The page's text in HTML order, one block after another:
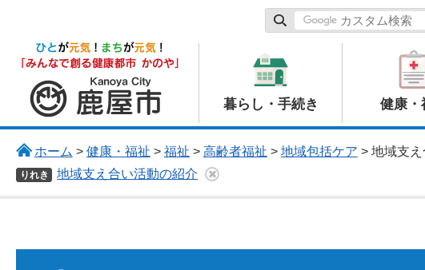
鹿屋市
暮らし・手続き 健康・
ホーム > 健康・福祉 > 福祉 > 高齢者福祉 > 地域包括ケア > 地域支
りれき 地域支え合い活動の紹介